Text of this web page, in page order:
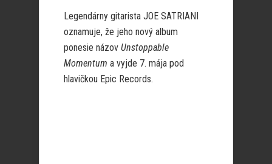
Legendárny gitarista JOE SATRIANI
oznamuje, že jeho nový album
ponesie názov Unstoppable
Momentum a vyjde 7. mája pod
hlavičkou Epic Records.